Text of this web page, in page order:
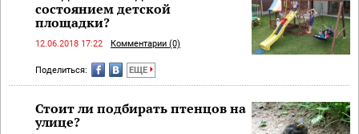
состоянием детской
площадки?
12.06.2018 17:22 Комментарии (0)
Поделиться: ЕЩЕ
Стоит ли подбирать птенцов на
улице?